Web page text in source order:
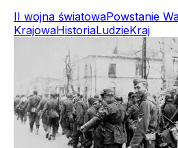
II wojna światowaPowstanie
KrajowaHistoriaLudzieKraj